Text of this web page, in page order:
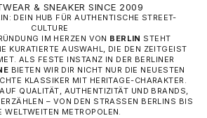
& SNEAKER SINCE 2009
DEIN HUB FÜR AUTHENTISCHE STREET-
CULTURE
IM HERZEN VON BERLIN STEHT
KURATIERTE AUSWAHL, DIE DEN ZEITGEIST
ALS FESTE INSTANZ IN DER BERLINER
BIETEN WIR DIR NICHT NUR DIE NEUESTEN
KLASSIKER MIT HERITAGE-CHARAKTER.
QUALITÄT, AUTHENTIZITÄT UND BRANDS,
– VON DEN STRASSEN BERLINS BIS I
WELTWEITEN METROPOLEN.